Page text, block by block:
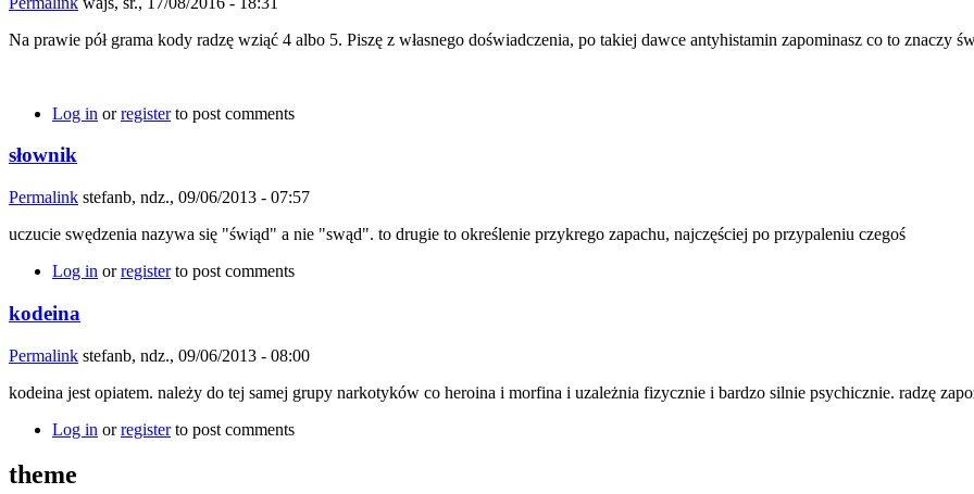
Na prawie pół grama kody radzę wziąć 4 albo 5. Piszę z własnego doświadczenia, po takiej dawce antyhistamin zapominasz co to znaczy
Log in orregisterto post comments
słownik
Permalink stefanb, ndz., 09/06/2013 - 07:57
uczucie swędzenia nazywa się "świąd" a nie "swąd". to drugie to określenie przykrego zapachu, najczęściej po przypaleniu czegoś
Log in orregisterto post comments
kodeina
Permalink stefanb, ndz., 09/06/2013 - 08:00
kodeina jest opiatem. należy do tej samej grupy narkotyków co heroina i morfina i uzależnia fizycznie i bardzo silnie psychicznie. radzę
Log in orregisterto post comments
theme